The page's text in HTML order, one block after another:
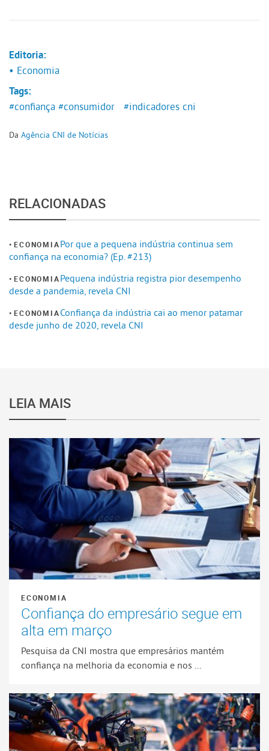
Editoria:
• Economia
Tags:
#confiança #consumidor #indicadores cni
Da Agência CNI de Notícias
RELACIONADAS
ECONOMIAPor que a pequena indústria continua sem
confiança na economia? (Ep. #213)
ECONOMIAPequena indústria registra pior desempenho
desde a pandemia, revela CNI
ECONOMIAConfiança da indústria cai ao menor patamar
desde junho de 2020, revela CNI
LEIA MAIS
ECONOMIA
Confiança do empresário segue em
alta em março
Pesquisa da CNI mostra que empresários mantém
confiança na melhoria da economia e nos ...